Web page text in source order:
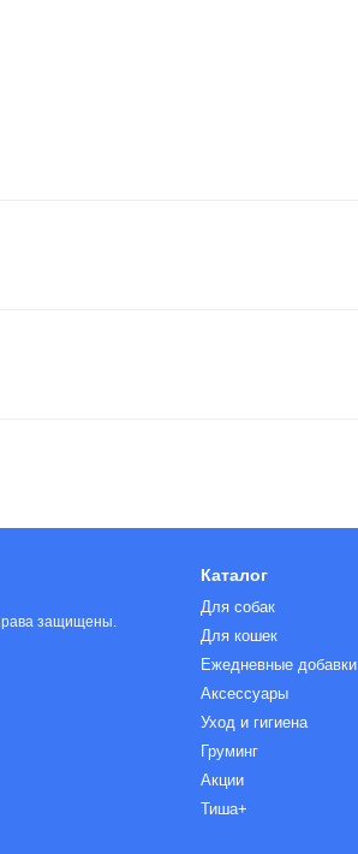
защищены.
Каталог
Для собак
Для кошек
Ежедневные добавки
Аксессуары
Уход и гигиена
Груминг
Акции
Тиша+